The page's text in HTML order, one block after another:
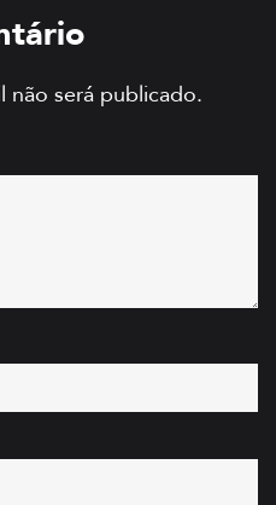
não será publicado.